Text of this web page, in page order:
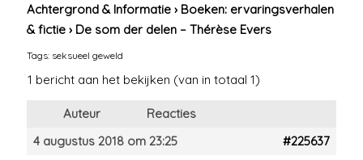
Achtergrond & Informatie › Boeken: ervaringsverhalen
& fictie › De som der delen – Thérèse Evers
Tags: seksueel geweld
1 bericht aan het bekijken (van in totaal 1)
Auteur
Reacties
4 augustus 2018 om 23:25
#225637